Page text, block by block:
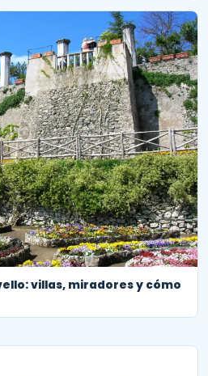
villas, miradores y cómo